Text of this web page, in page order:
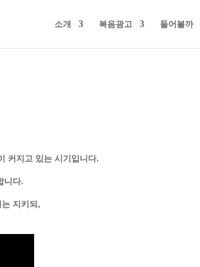
소개 복음광고 들어볼까
커지고 있는 시기입니다.
니다.
지키되,